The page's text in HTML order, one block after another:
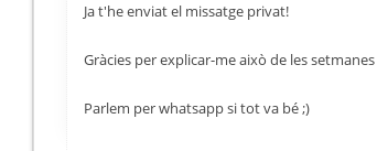
Ja t'he enviat el missatge privat!
Gràcies per explicar-me això de les
Parlem per whatsapp si tot va bé ;)